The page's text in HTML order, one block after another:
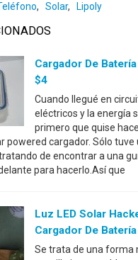
, Solar, Lipoly
Cargador De
$4
Cuando llegué en
eléctricos y la energía
primero que quise
powered cargador. Sólo tuve
de encontrar a una
para hacerlo.Así que
Luz LED Solar
Cargador De
Se trata de una forma